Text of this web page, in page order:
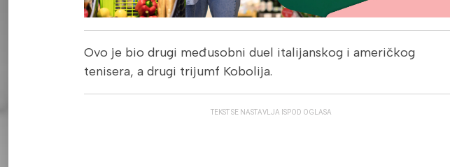
Ovo je bio drugi međusobni duel italijanskog i američkog
tenisera, a drugi trijumf Kobolija.
TEKST SE NASTAVLJA ISPOD OGLASA